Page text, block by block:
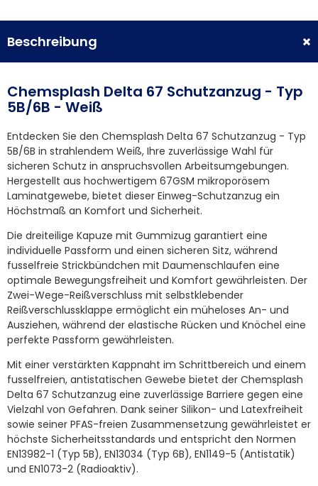
Beschreibung
Chemsplash Delta 67 Schutzanzug - Typ
5B/6B - Weiß
Entdecken Sie den Chemsplash Delta 67 Schutzanzug - Typ
5B/6B in strahlendem Weiß, Ihre zuverlässige Wahl für
sicheren Schutz in anspruchsvollen Arbeitsumgebungen.
Hergestellt aus hochwertigem 67GSM mikroporösem
Laminatgewebe, bietet dieser Einweg-Schutzanzug ein
Höchstmaß an Komfort und Sicherheit.
Die dreiteilige Kapuze mit Gummizug garantiert eine
individuelle Passform und einen sicheren Sitz, während
fusselfreie Strickbündchen mit Daumenschlaufen eine
optimale Bewegungsfreiheit und Komfort gewährleisten. Der
Zwei-Wege-Reißverschluss mit selbstklebender
Reißverschlussklappe ermöglicht ein müheloses An- und
Ausziehen, während der elastische Rücken und Knöchel eine
perfekte Passform gewährleisten.
Mit einer verstärkten Kappnaht im Schrittbereich und einem
fusselfreien, antistatischen Gewebe bietet der Chemsplash
Delta 67 Schutzanzug eine zuverlässige Barriere gegen eine
Vielzahl von Gefahren. Dank seiner Silikon- und Latexfreiheit
sowie seiner PFAS-freien Zusammensetzung gewährleistet er
höchste Sicherheitsstandards und entspricht den Normen
EN13982-1 (Typ 5B), EN13034 (Typ 6B), EN1149-5 (Antistatik)
und EN1073-2 (Radioaktiv).